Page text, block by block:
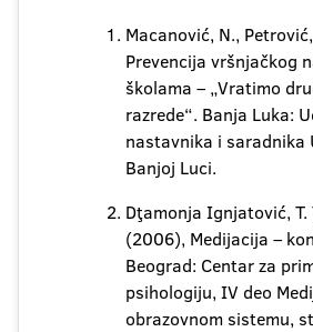
Macanović, N.,
Prevencija vršnjačkog
školama – „Vratimo
razrede“. Banja Luka:
nastavnika i saradnika
Banjoj Luci.
Dţamonja Ignjatović, T.
(2006), Medijacija –
Beograd: Centar za
psihologiju, IV deo
obrazovnom sistemu,